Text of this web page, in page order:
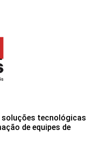
soluções tecnológicas
de equipes de